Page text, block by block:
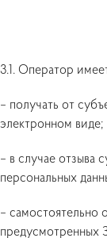
3.1. Оператор
– получать от
электронном виде;
– в случае отзыва
персональных
– самостоятельно
предусмотренных